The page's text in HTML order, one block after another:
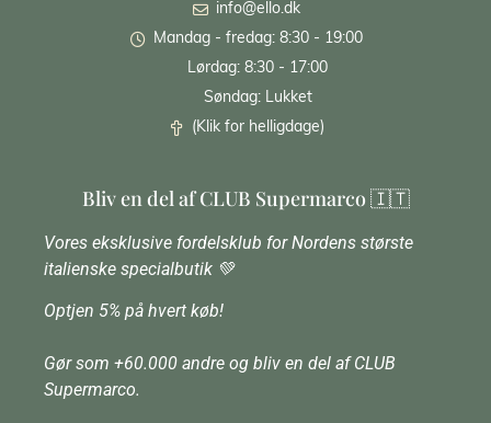
info@ello.dk
Mandag - fredag: 8:30 - 19:00
Lørdag: 8:30 - 17:00
Søndag: Lukket
(Klik for helligdage)
Bliv en del af CLUB Supermarco 🇮🇹
Vores eksklusive fordelsklub for Nordens største
italienske specialbutik 💚
Optjen 5% på hvert køb!
Gør som +60.000 andre og bliv en del af CLUB
Supermarco.